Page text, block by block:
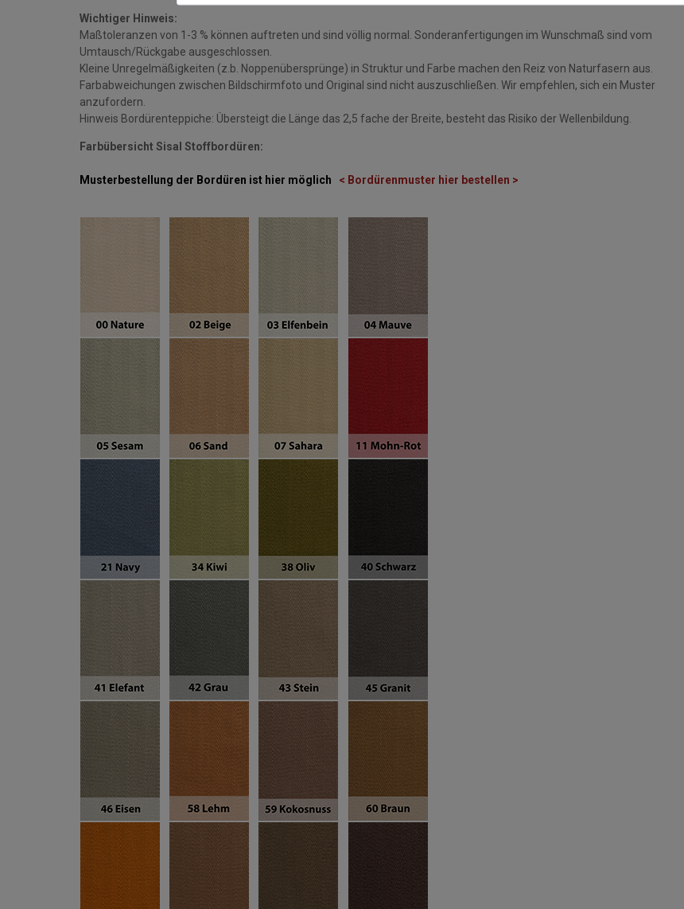
Wichtiger Hinweis:
Maßtoleranzen von 1-3 % können auftreten und sind völlig normal. Sonderanfertigungen im Wunschmaß sind vom
Umtausch/Rückgabe ausgeschlossen.
Kleine Unregelmäßigkeiten (z.b. Noppenübersprünge) in Struktur und Farbe machen den Reiz von Naturfasern aus.
Farbabweichungen zwischen Bildschirmfoto und Original sind nicht auszuschließen. Wir empfehlen, sich ein Muster
anzufordern.
Hinweis Bordürenteppiche: Übersteigt die Länge das 2,5 fache der Breite, besteht das Risiko der Wellenbildung.
Farbübersicht Sisal Stoffbordüren:
Musterbestellung der Bordüren ist hier möglich < Bordürenmuster hier bestellen >